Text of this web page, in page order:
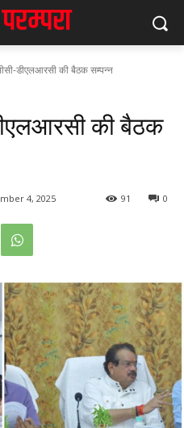
डीएलआरसी की बैठक सम्पन्न
की बैठक
4, 2025 0
91